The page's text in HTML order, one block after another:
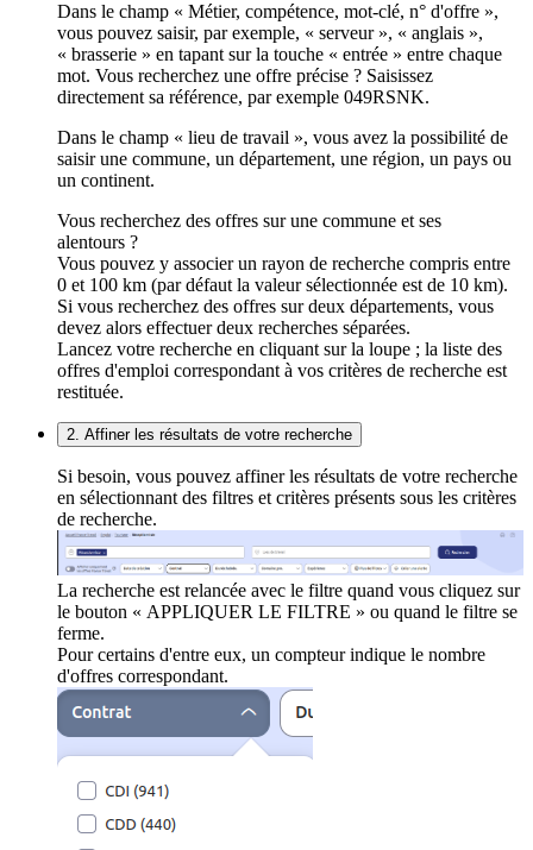
Dans le champ « Métier, compétence, mot-clé, n° d'offre »,
vous pouvez saisir, par exemple, « serveur », « anglais »,
« brasserie » en tapant sur la touche « entrée » entre chaque
mot. Vous recherchez une offre précise ? Saisissez
directement sa référence, par exemple 049RSNK.
Dans le champ « lieu de travail », vous avez la possibilité de
saisir une commune, un département, une région, un pays ou
un continent.
Vous recherchez des offres sur une commune et ses
alentours ?
Vous pouvez y associer un rayon de recherche compris entre
0 et 100 km (par défaut la valeur sélectionnée est de 10 km).
Si vous recherchez des offres sur deux départements, vous
devez alors effectuer deux recherches séparées.
Lancez votre recherche en cliquant sur la loupe ; la liste des
offres d'emploi correspondant à vos critères de recherche est
restituée.
2. Affiner les résultats de votre recherche
Si besoin, vous pouvez affiner les résultats de votre recherche
en sélectionnant des filtres et critères présents sous les critères
de recherche.
La recherche est relancée avec le filtre quand vous cliquez sur
le bouton « APPLIQUER LE FILTRE » ou quand le filtre se
ferme.
Pour certains d'entre eux, un compteur indique le nombre
d'offres correspondant.